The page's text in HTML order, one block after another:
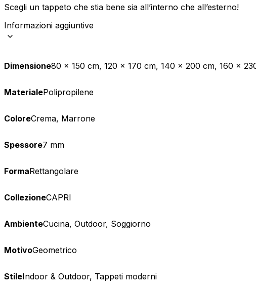
Scegli un tappeto che stia bene sia all’interno che all’esterno!
Informazioni aggiuntive
Dimensione80 x 150 cm, 120 x 170 cm, 140 x 200 cm, 160 x
MaterialePolipropilene
ColoreCrema, Marrone
Spessore7 mm
FormaRettangolare
CollezioneCAPRI
AmbienteCucina, Outdoor, Soggiorno
MotivoGeometrico
StileIndoor & Outdoor, Tappeti moderni